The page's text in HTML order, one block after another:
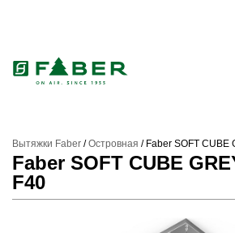
Вытяжки Faber /Островная / Faber SOFT CUBE
Faber SOFT CUBE
F40